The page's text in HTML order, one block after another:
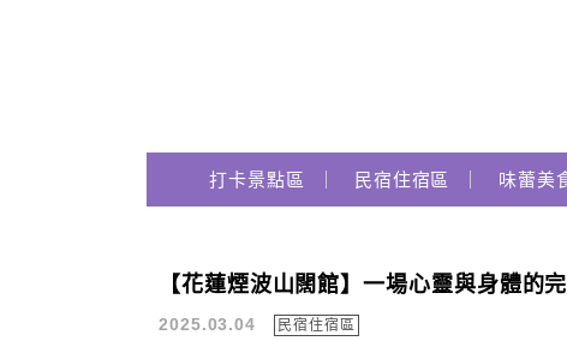
跟著瑪姬瘋玩趣
Main Menu
打卡景點區 民宿住宿區 味蕾美
一泊二饗在地名店
【花蓮煙波山闊館】一場心靈與身體的
2025.03.04 民宿住宿區